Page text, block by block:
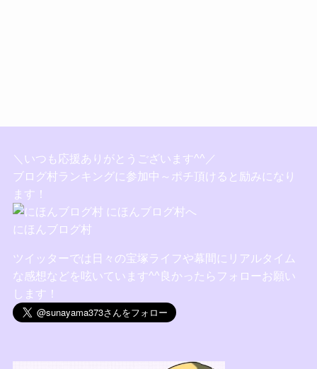
＼いつも応援ありがとうございます^^／
ブログ村ランキングに参加中～ポチ頂けると励みになり
ます！
にほんブログ村
ツイッターでは日々の宝塚ライフや幕間にリアルタイム
な感想などを呟いています^^良かったらフォローお願い
します！